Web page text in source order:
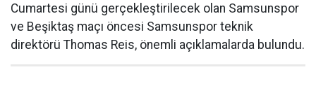
Cumartesi günü gerçekleştirilecek olan Samsunspor
ve Beşiktaş maçı öncesi Samsunspor teknik
direktörü Thomas Reis, önemli açıklamalarda bulundu.